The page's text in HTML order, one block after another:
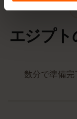
エジプ
数分で準備完